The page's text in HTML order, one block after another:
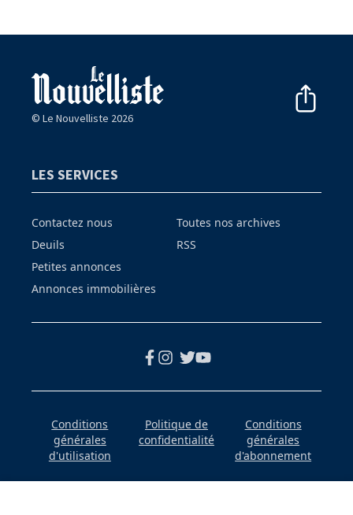
© Le Nouvelliste 2026
LES SERVICES
Contactez nous
Deuils
Petites annonces
Annonces immobilières
Toutes nos archives
RSS
Conditions
générales
d'utilisation
Politique de
confidentialité
Conditions
générales
d'abonnement